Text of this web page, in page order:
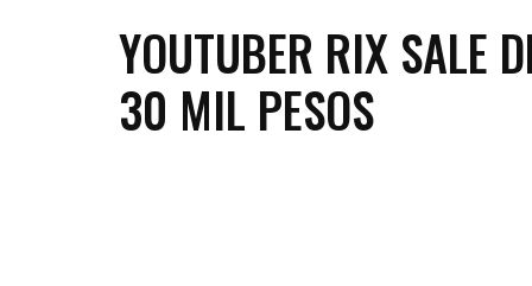
YOUTUBER RIX SALE
30 MIL PESOS